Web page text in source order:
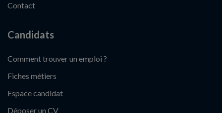
Contact
Candidats
Comment trouver un emploi ?
Fiches métiers
Espace candidat
Déposer un CV